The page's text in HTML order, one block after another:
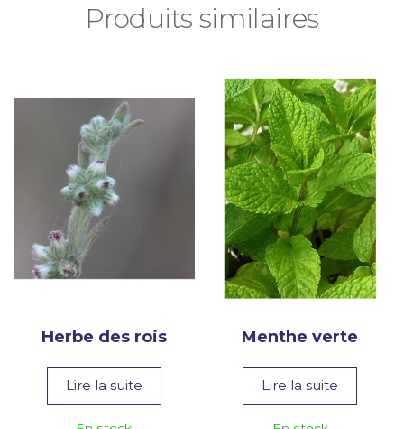
Produits similaires
Herbe des rois
Lire la suite
Menthe verte
Lire la suite